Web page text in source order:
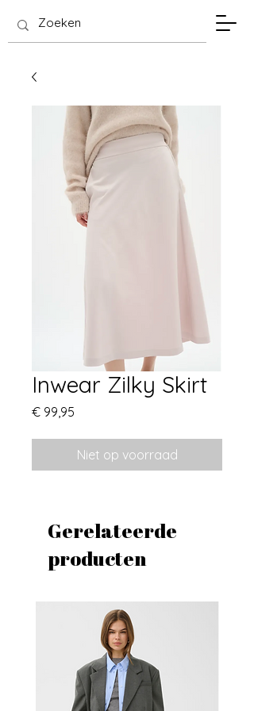
SIS Hasselt
Inwear Zilky Skirt
€ 99,95
Niet op voorraad
Gerelateerde
producten